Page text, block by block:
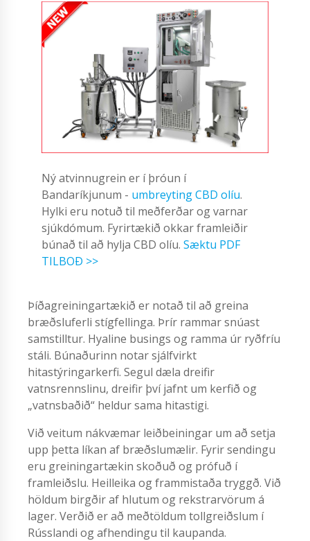
Ný atvinnugrein er í þróun í
Bandaríkjunum - umbreyting CBD olíu.
Hylki eru notuð til meðferðar og varnar
sjúkdómum. Fyrirtækið okkar framleiðir
búnað til að hylja CBD olíu. Sæktu PDF
TILBOÐ >>
Þíðagreiningartækið er notað til að greina
bræðsluferli stígfellinga. Þrír rammar snúast
samstilltur. Hyaline busings og ramma úr ryðfríu
stáli. Búnaðurinn notar sjálfvirkt
hitastýringarkerfi. Segul dæla dreifir
vatnsrennslinu, dreifir því jafnt um kerfið og
„vatnsbaðið“ heldur sama hitastigi.
Við veitum nákvæmar leiðbeiningar um að setja
upp þetta líkan af bræðslumælir. Fyrir sendingu
eru greiningartækin skoðuð og prófuð í
framleiðslu. Heilleika og frammistaða tryggð. Við
höldum birgðir af hlutum og rekstrarvörum á
lager. Verðið er að meðtöldum tollgreiðslum í
Rússlandi og afhendingu til kaupanda.